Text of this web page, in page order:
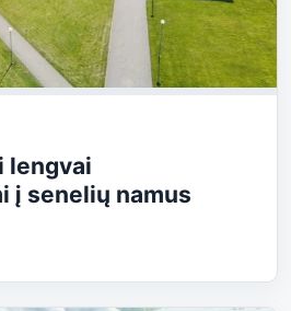
lengvai
į senelių namus